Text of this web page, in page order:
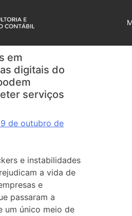
em
digitais do
serviços
de outubro de
e instabilidades
a vida de
e
passaram a
um único meio de